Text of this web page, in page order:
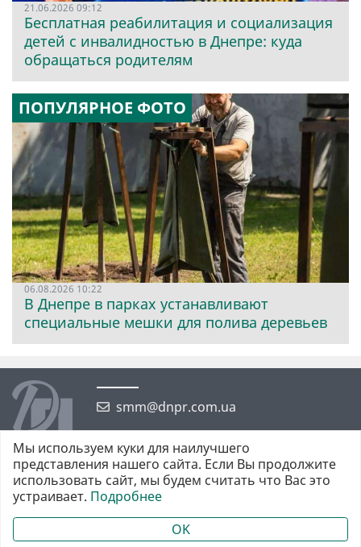
21.06.2026 09:12
Бесплатная реабилитация и социализация
детей с инвалидностью в Днепре: куда
обращаться родителям
ПОПУЛЯРНОЕ ФОТО
06.08.2026 10:22
В Днепре в парках устанавливают
специальные мешки для полива деревьев
smm@dnpr.com.ua
©2026 https://dnpr.com.ua Дніпровська порадниця
Всі права захищені. При повному або частковому використанні
матеріалів обов'язкове активне гіперпосилання у першому абзаці.
Мы используем куки для наилучшего
представления нашего сайта. Если Вы продолжите
использовать сайт, мы будем считать что Вас это
устраивает. Подробнее
OK